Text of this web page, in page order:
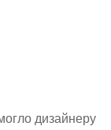
дизайнеру